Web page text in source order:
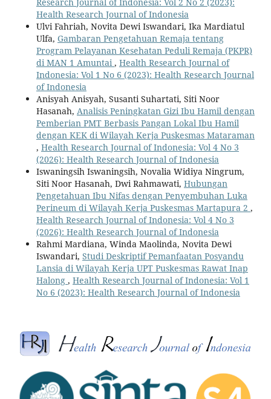
Health Research Journal of Indonesia
Ulvi Fahriah, Novita Dewi Iswandari, Ika Mardiatul
Ulfa, Gambaran Pengetahuan Remaja tentang
Program Pelayanan Kesehatan Peduli Remaja (PKPR)
di MAN 1 Amuntai, Health Research Journal of
Indonesia: Vol 1 No 6 (2023): Health Research Journal
of Indonesia
Anisyah Anisyah, Susanti Suhartati, Siti Noor
Hasanah, Analisis Peningkatan Gizi Ibu Hamil dengan
Pemberian PMT Berbasis Pangan Lokal Ibu Hamil
dengan KEK di Wilayah Kerja Puskesmas Mataraman
, Health Research Journal of Indonesia: Vol 4 No 3
(2026): Health Research Journal of Indonesia
Iswaningsih Iswaningsih, Novalia Widiya Ningrum,
Siti Noor Hasanah, Dwi Rahmawati, Hubungan
Pengetahuan Ibu Nifas dengan Penyembuhan Luka
Perineum di Wilayah Kerja Puskesmas Martapura 2 ,
Health Research Journal of Indonesia: Vol 4 No 3
(2026): Health Research Journal of Indonesia
Rahmi Mardiana, Winda Maolinda, Novita Dewi
Iswandari, Studi Deskriptif Pemanfaatan Posyandu
Lansia di Wilayah Kerja UPT Puskesmas Rawat Inap
Halong , Health Research Journal of Indonesia: Vol 1
No 6 (2023): Health Research Journal of Indonesia